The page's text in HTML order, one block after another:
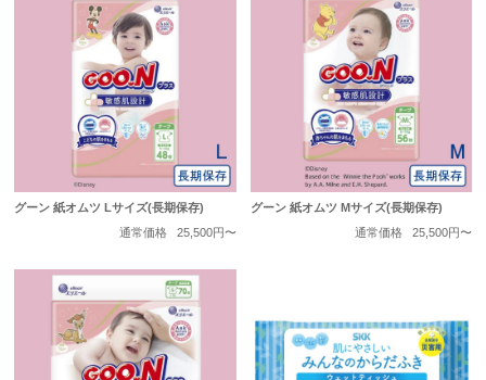
グーン 紙オムツ Lサイズ(長期保存)
通常価格
25,500円〜
グーン 紙オムツ Mサイズ(長期保存)
通常価格
25,500円〜